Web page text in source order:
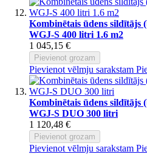
Kombinētais ūdens
WGJ-S 400 litri 1.6 m2
1 045,15 €
Pievienot grozam
Pievienot vēlmju sarakstam
Kombinētais ūdens
WGJ-S DUO 300 litri
1 120,48 €
Pievienot grozam
Pievienot vēlmju sarakstam